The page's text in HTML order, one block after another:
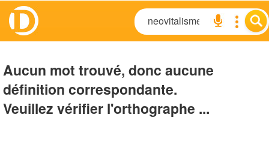
Aucun mot trouvé, donc aucune
définition correspondante.
Veuillez vérifier l'orthographe ...